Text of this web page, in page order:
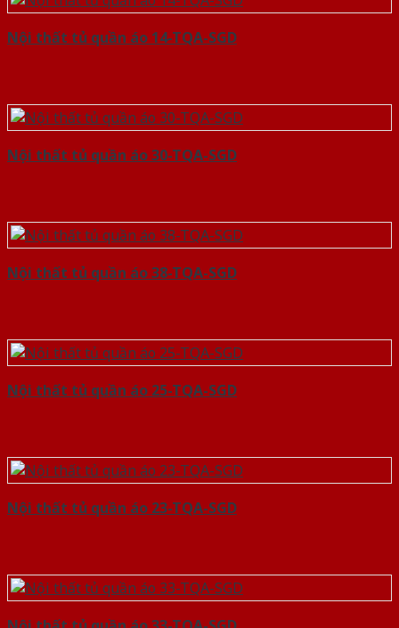
Nội thất tủ quần áo 14-TQA-SGD
Nội thất tủ quần áo 30-TQA-SGD
Nội thất tủ quần áo 38-TQA-SGD
Nội thất tủ quần áo 25-TQA-SGD
Nội thất tủ quần áo 23-TQA-SGD